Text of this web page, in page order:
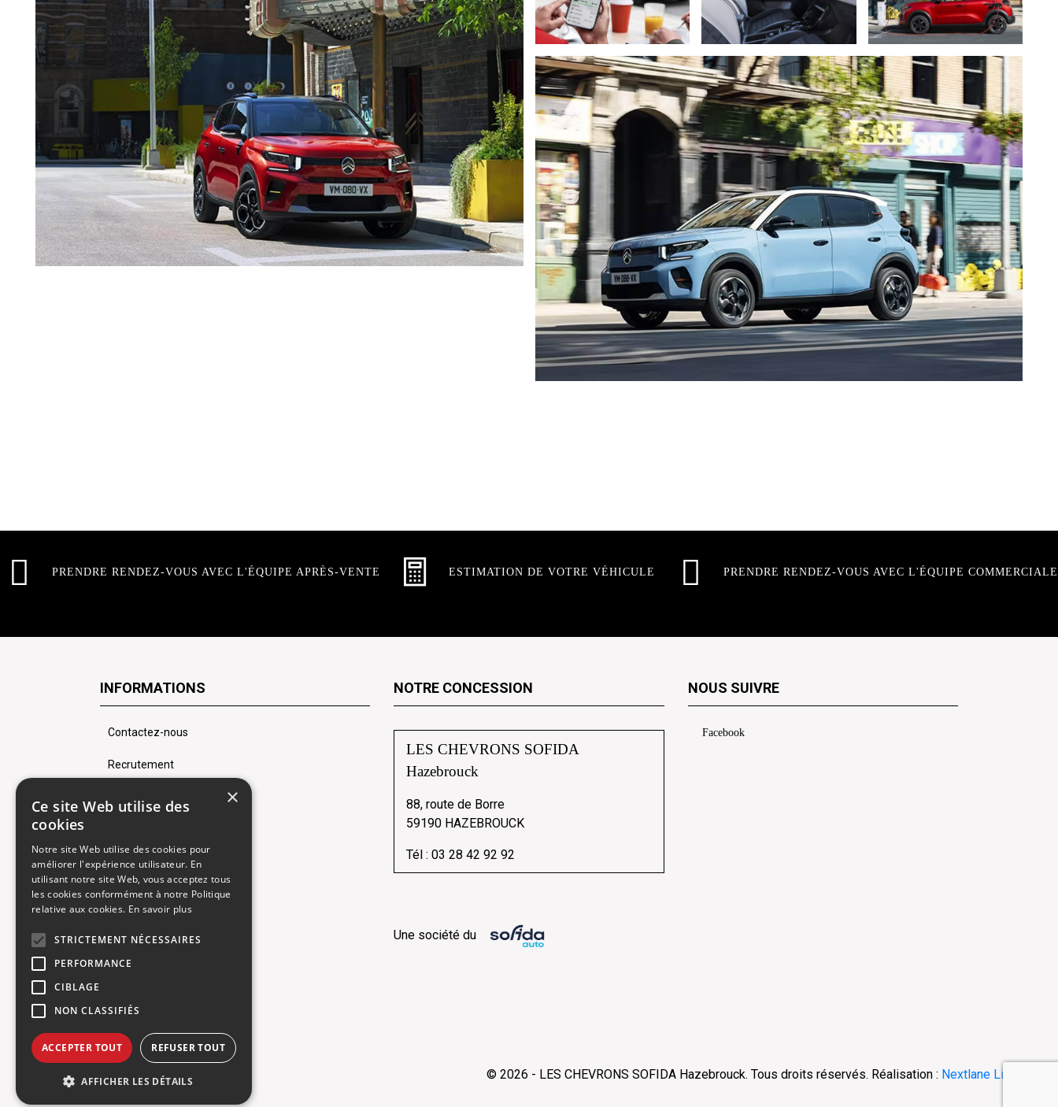
PRENDRE RENDEZ-VOUS AVEC L'ÉQUIPE APRÈS-VENTE ESTIMATION DE VOTRE VÉHICULE PRENDRE RENDEZ-VOUS AVEC L'ÉQUIPE COMMERCIALE
INFORMATIONS
Contactez-nous
Recrutement
Gestion des cookies
Politique de confidentialité
NOTRE CONCESSION
LES CHEVRONS SOFIDA
Hazebrouck
88, route de Borre
59190 HAZEBROUCK
Tél :03 28 42 92 92
Une société du
NOUS SUIVRE
Facebook
© 2026 - LES CHEVRONS SOFIDA Hazebrouck. Tous droits réservés. Réalisation : Nextlane Livestore
×
Ce site Web utilise des
cookies
Notre site Web utilise des cookies pour
améliorer l'expérience utilisateur. En
utilisant notre site Web, vous acceptez tous
les cookies conformément à notre Politique
relative aux cookies. En savoir plus
STRICTEMENT NÉCESSAIRES
PERFORMANCE
CIBLAGE
NON CLASSIFIÉS
ACCEPTER TOUT REFUSER TOUT
AFFICHER LES DÉTAILS